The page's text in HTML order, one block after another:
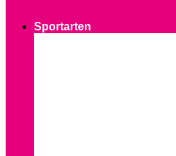
Sportarten